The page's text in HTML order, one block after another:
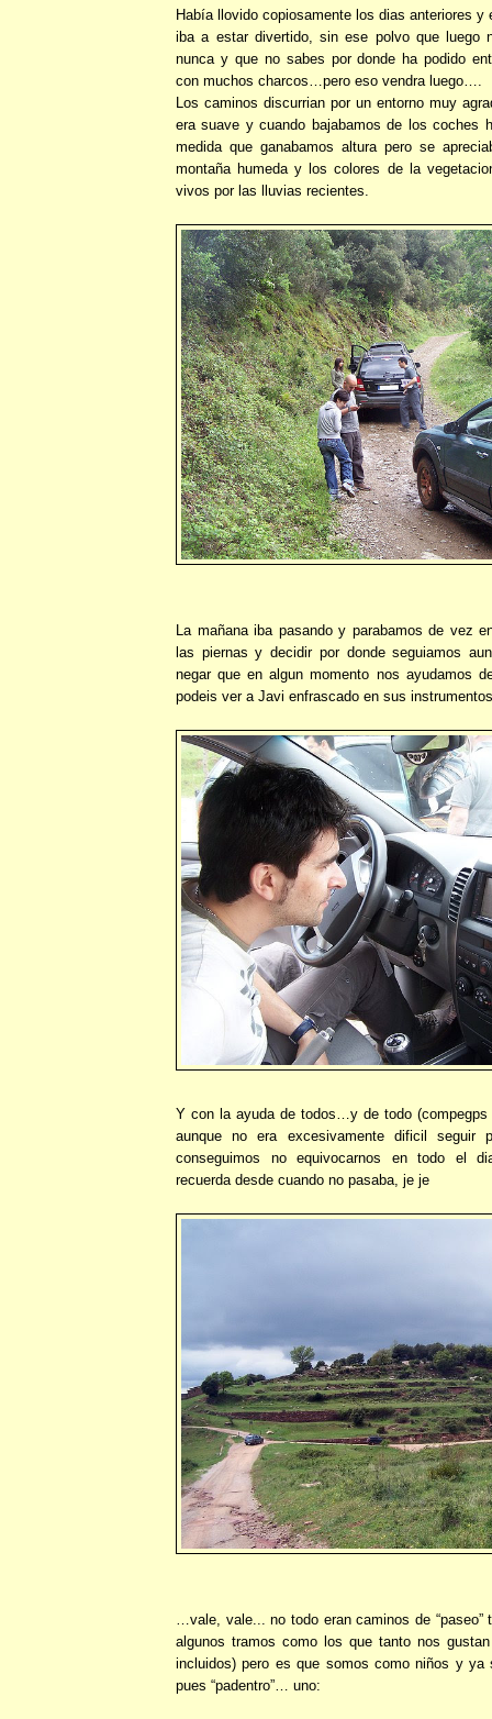
Había llovido copiosamente los dias anteriores y
iba a estar divertido, sin ese polvo que luego
nunca y que no sabes por donde ha podido
con muchos charcos…pero eso vendra luego….
Los caminos discurrian por un entorno muy
era suave y cuando bajabamos de los coches
medida que ganabamos altura pero se
montaña humeda y los colores de la
vivos por las lluvias recientes.
La mañana iba pasando y parabamos de vez
las piernas y decidir por donde seguiamos
negar que en algun momento nos ayudamos
podeis ver a Javi enfrascado en sus
Y con la ayuda de todos…y de todo
aunque no era excesivamente dificil seguir
conseguimos no equivocarnos en todo el
recuerda desde cuando no pasaba, je je
…vale, vale... no todo eran caminos de “paseo”
algunos tramos como los que tanto nos
incluidos) pero es que somos como niños y ya
pues “padentro”… uno: